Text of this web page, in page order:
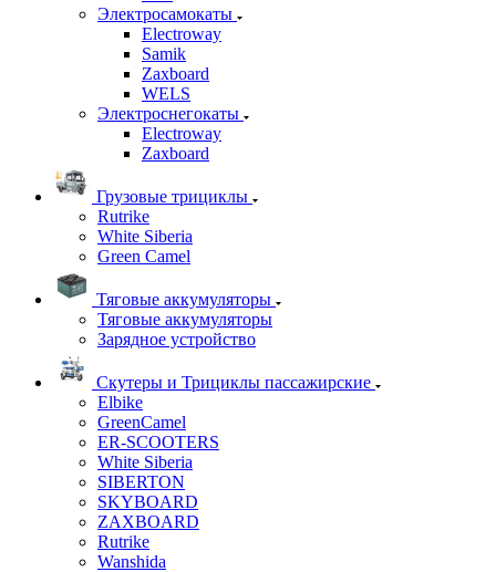
Электросамокаты
Electroway
Samik
Zaxboard
WELS
Электроснегокаты
Electroway
Zaxboard
Грузовые трициклы
Rutrike
White Siberia
Green Camel
Тяговые аккумуляторы
Тяговые аккумуляторы
Зарядное устройство
Скутеры и Трициклы пассажирские
Elbike
GreenCamel
ER-SCOOTERS
White Siberia
SIBERTON
SKYBOARD
ZAXBOARD
Rutrike
Wanshida